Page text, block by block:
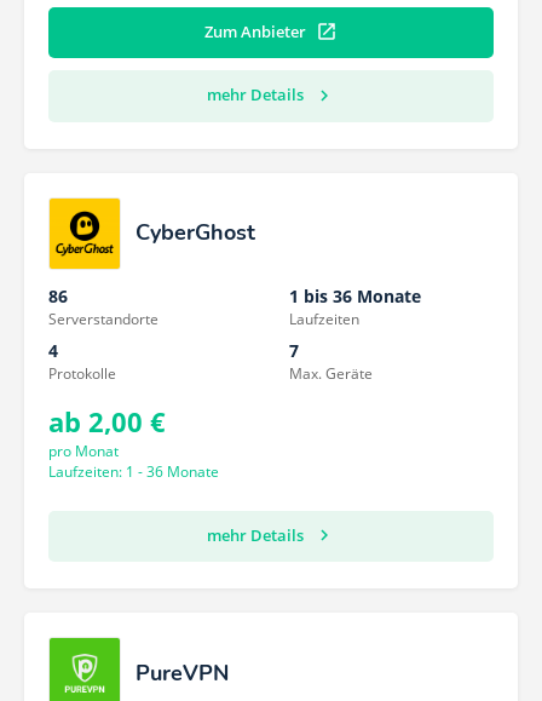
Zum Anbieter
mehr Details
CyberGhost
86
Serverstandorte
1 bis 36 Monate
Laufzeiten
4
Protokolle
7
Max. Geräte
ab 2,00 €
pro Monat
Laufzeiten: 1 - 36 Monate
mehr Details
PureVPN